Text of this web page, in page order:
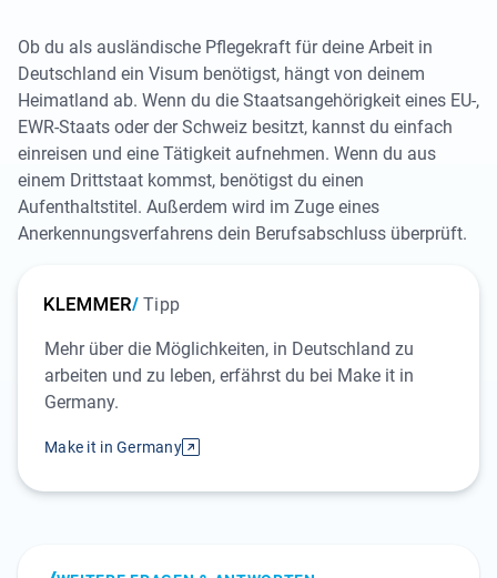
Ob du als ausländische Pflegekraft für deine Arbeit in
Deutschland ein Visum benötigst, hängt von deinem
Heimatland ab. Wenn du die Staatsangehörigkeit eines EU-,
EWR-Staats oder der Schweiz besitzt, kannst du einfach
einreisen und eine Tätigkeit aufnehmen. Wenn du aus
einem Drittstaat kommst, benötigst du einen
Aufenthaltstitel. Außerdem wird im Zuge eines
Anerkennungsverfahrens dein Berufsabschluss überprüft.
Tipp
Mehr über die Möglichkeiten, in Deutschland zu
arbeiten und zu leben, erfährst du bei Make it in
Germany.
Make it in Germany